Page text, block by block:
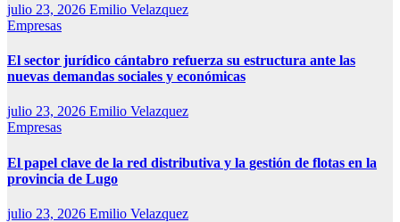
julio 23, 2026 Emilio Velazquez
Empresas
El sector jurídico cántabro refuerza su estructura ante las
nuevas demandas sociales y económicas
julio 23, 2026 Emilio Velazquez
Empresas
El papel clave de la red distributiva y la gestión de flotas en la
provincia de Lugo
julio 23, 2026 Emilio Velazquez